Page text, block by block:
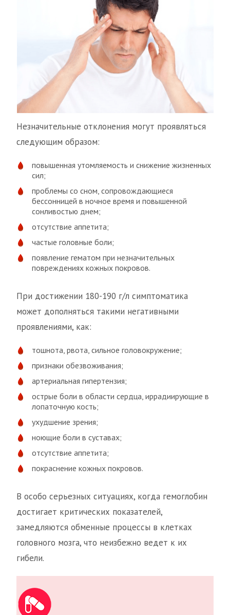
Незначительные отклонения могут проявляться
следующим образом:
повышенная утомляемость и снижение жизненных
сил;
проблемы со сном, сопровождающиеся
бессонницей в ночное время и повышенной
сонливостью днем;
отсутствие аппетита;
частые головные боли;
появление гематом при незначительных
повреждениях кожных покровов.
При достижении 180-190 г/л симптоматика
может дополняться такими негативными
проявлениями, как:
тошнота, рвота, сильное головокружение;
признаки обезвоживания;
артериальная гипертензия;
острые боли в области сердца, иррадиирующие в
лопаточную кость;
ухудшение зрения;
ноющие боли в суставах;
отсутствие аппетита;
покраснение кожных покровов.
В особо серьезных ситуациях, когда гемоглобин
достигает критических показателей,
замедляются обменные процессы в клетках
головного мозга, что неизбежно ведет к их
гибели.